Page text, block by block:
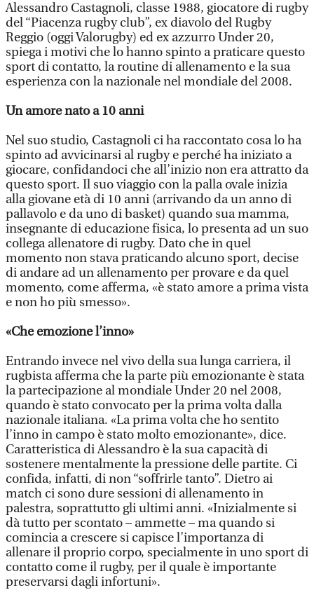
Alessandro Castagnoli, classe 1988, giocatore di rugby
del “Piacenza rugby club”, ex diavolo del Rugby
Reggio (oggi Valorugby) ed ex azzurro Under 20,
spiega i motivi che lo hanno spinto a praticare questo
sport di contatto, la routine di allenamento e la sua
esperienza con la nazionale nel mondiale del 2008.
Un amore nato a 10 anni
Nel suo studio, Castagnoli ci ha raccontato cosa lo ha
spinto ad avvicinarsi al rugby e perché ha iniziato a
giocare, confidandoci che all’inizio non era attratto da
questo sport. Il suo viaggio con la palla ovale inizia
alla giovane età di 10 anni (arrivando da un anno di
pallavolo e da uno di basket) quando sua mamma,
insegnante di educazione fisica, lo presenta ad un suo
collega allenatore di rugby. Dato che in quel
momento non stava praticando alcuno sport, decise
di andare ad un allenamento per provare e da quel
momento, come afferma, «è stato amore a prima vista
e non ho più smesso».
«Che emozione l’inno»
Entrando invece nel vivo della sua lunga carriera, il
rugbista afferma che la parte più emozionante è stata
la partecipazione al mondiale Under 20 nel 2008,
quando è stato convocato per la prima volta dalla
nazionale italiana. «La prima volta che ho sentito
l’inno in campo è stato molto emozionante», dice.
Caratteristica di Alessandro è la sua capacità di
sostenere mentalmente la pressione delle partite. Ci
confida, infatti, di non “soffrirle tanto”. Dietro ai
match ci sono dure sessioni di allenamento in
palestra, soprattutto gli ultimi anni. «Inizialmente si
dà tutto per scontato – ammette – ma quando si
comincia a crescere si capisce l’importanza di
allenare il proprio corpo, specialmente in uno sport di
contatto come il rugby, per il quale è importante
preservarsi dagli infortuni».